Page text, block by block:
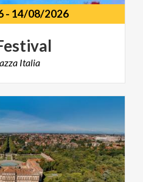
- 14/08/2026
Italia